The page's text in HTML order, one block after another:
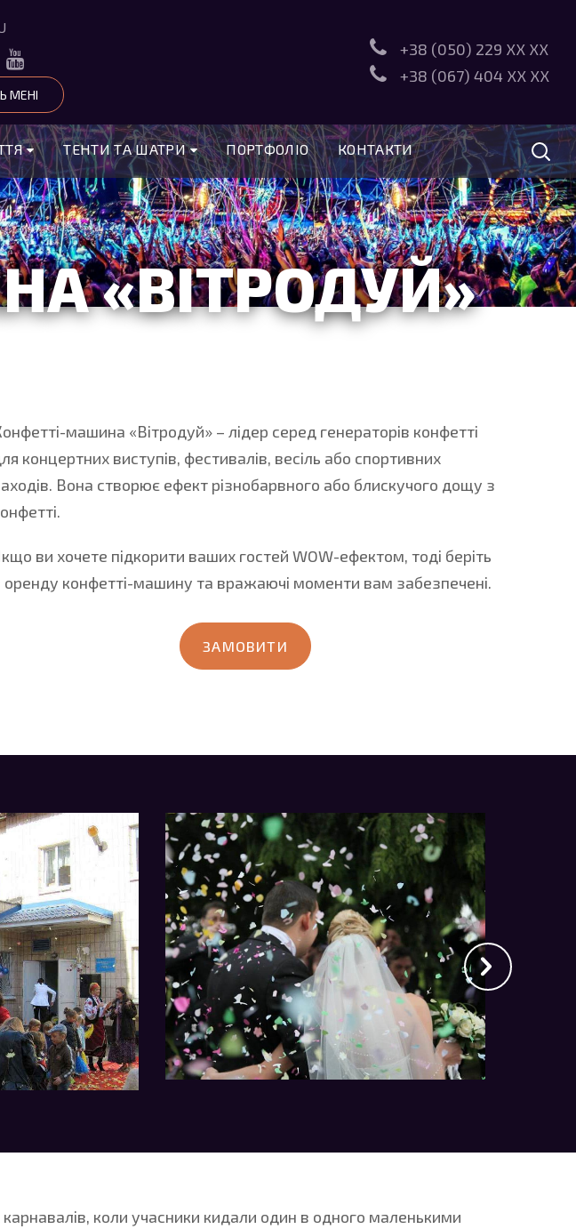
МЕНІ
+38 (050) 229 XX XX
+38 (067) 404 XX XX
ТЕНТИ ТА ШАТРИ ПОРТФОЛІО КОНТАКТИ
«ВІТРОДУЙ»
машина «Вітродуй» – лідер серед генераторів конфетті
концертних виступів, фестивалів, весіль або спортивних
Вона створює ефект різнобарвного або блискучого дощу з
ви хочете підкорити ваших гостей WOW-ефектом, тоді беріть
оренду конфетті-машину та вражаючі моменти вам забезпечені.
ЗАМОВИТИ
коли учасники кидали один в одного маленькими